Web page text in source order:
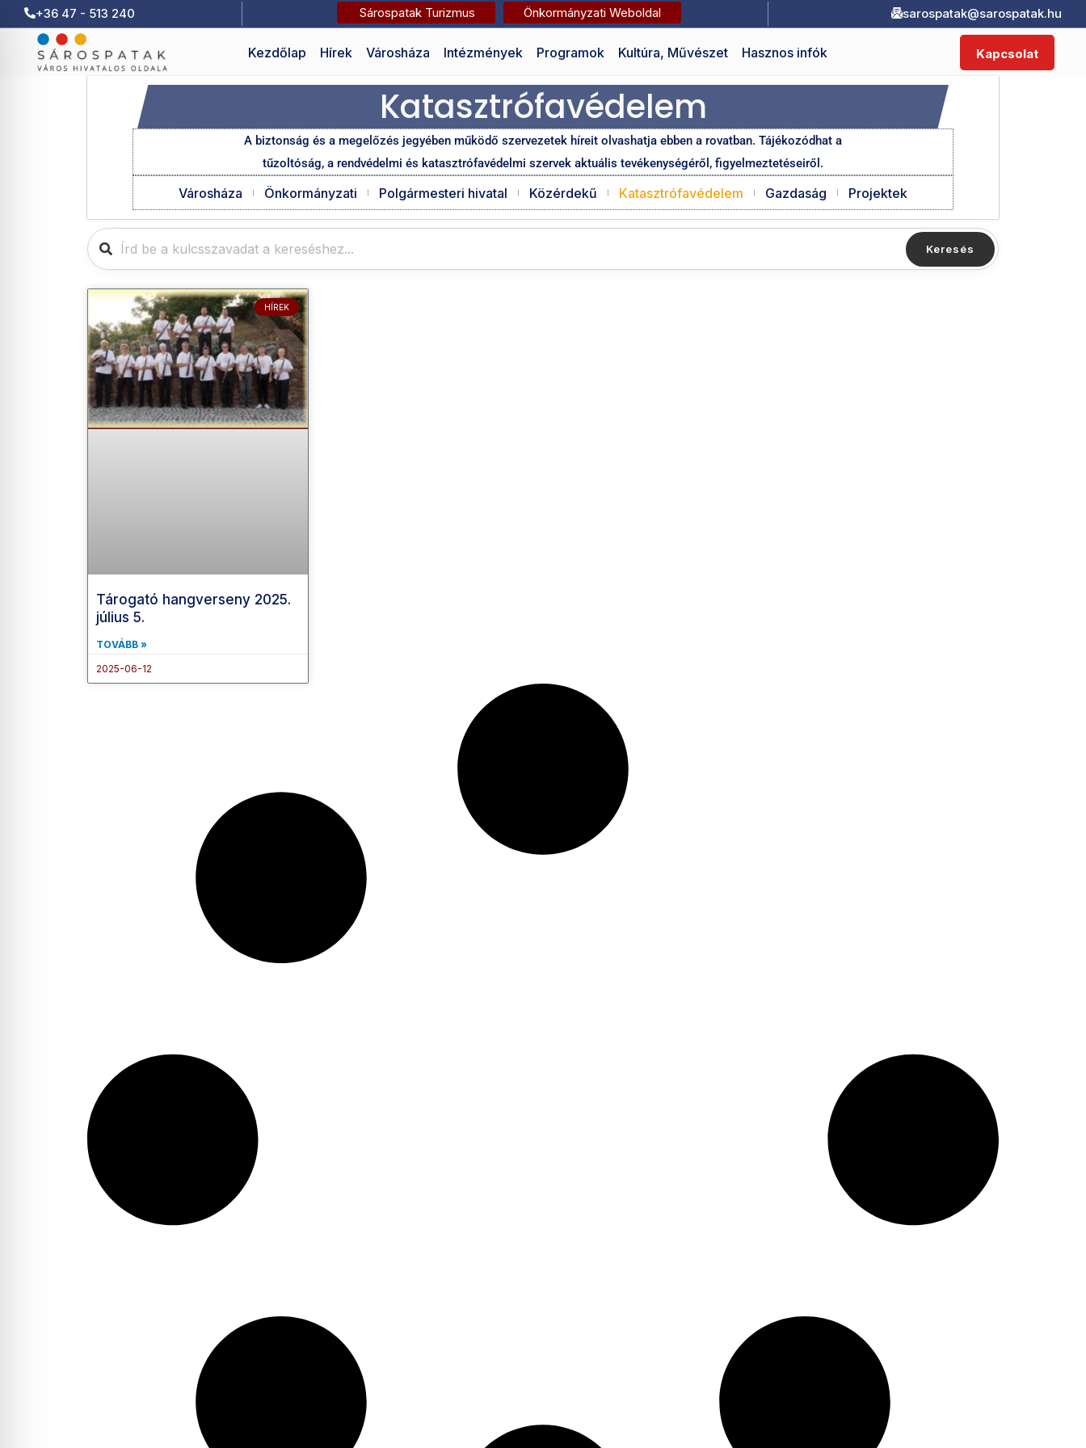
+36 47 - 513 240 Sárospatak Turizmus Önkormányzati Weboldal sarospatak@sarospatak.hu
Kezdőlap Hírek Városháza Intézmények Programok Kultúra, Művészet Hasznos infók Kapcsolat
Katasztrófavédelem
A biztonság és a megelőzés jegyében működő szervezetek híreit olvashatja ebben a rovatban. Tájékozódhat a
tűzoltóság, a rendvédelmi és katasztrófavédelmi szervek aktuális tevékenységéről, figyelmeztetéseiről.
Városháza Önkormányzati Polgármesteri hivatal Közérdekű Katasztrófavédelem Gazdaság Projektek
Keresés
HÍREK
Tárogató hangverseny 2025.
július 5.
TOVÁBB »
2025-06-12